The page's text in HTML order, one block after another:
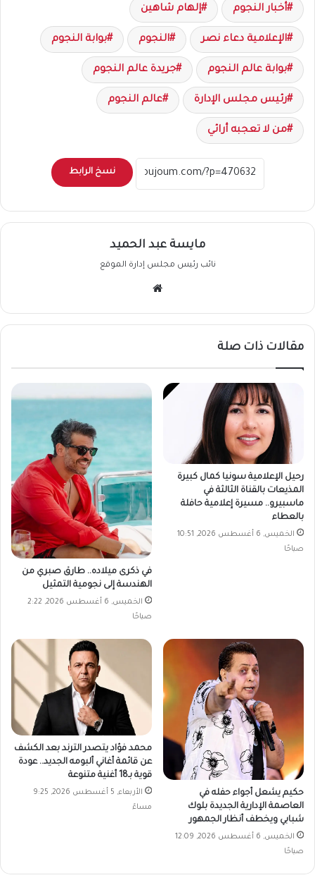
أخبار النجوم إلهام شاهين
الإعلامية دعاء نصر النجوم بوابة النجوم
بوابة عالم النجوم جريدة عالم النجوم
رئيس مجلس الإدارة عالم النجوم
من لا تعجبه أرائي
نسخ الرابط
مايسة عبد الحميد
نائب رئيس مجلس إدارة الموقع
مقالات ذات صلة
رحيل الإعلامية سونيا كمال كبيرة
المذيعات بالقناة الثالثة في
ماسبيرو.. مسيرة إعلامية حافلة
بالعطاء
الخميس, 6 أغسطس 2026, 10:51
صباحًا
في ذكرى ميلاده.. طارق صبري من
الهندسة إلى نجومية التمثيل
الخميس, 6 أغسطس 2026, 2:22
صباحًا
حكيم يشعل أجواء حفله في
العاصمة الإدارية الجديدة بلوك
شبابي ويخطف أنظار الجمهور
الخميس, 6 أغسطس 2026, 12:09
صباحًا
محمد فؤاد يتصدر الترند بعد الكشف
عن قائمة أغاني ألبومه الجديد.. عودة
قوية بـ18 أغنية متنوعة
الأربعاء, 5 أغسطس 2026, 9:25
مساءً